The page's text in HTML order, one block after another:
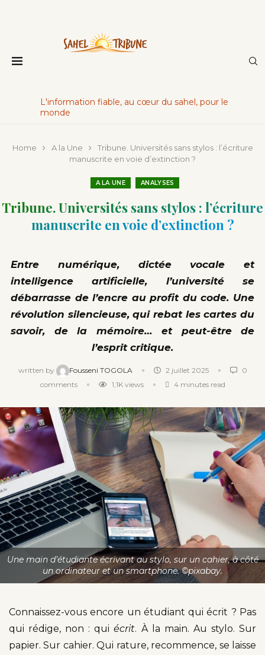
L'information fiable, au cœur du sahel, pour le
monde
Home A la Une
Tribune. Universités sans stylos : l’écriture
manuscrite en voie d’extinction ?
A LA UNE ANALYSES
Tribune. Universités sans stylos : l’écriture
manuscrite en voie d’extinction ?
Entre numérique, dictée vocale et
intelligence artificielle, l’université se
débarrasse de l’encre au profit du code. Une
révolution silencieuse, qui rebat les cartes du
savoir, de la mémoire… et peut-être de
l’esprit critique.
written by Fousseni TOGOLA 2 juillet 2025
0
comments
1,1Kviews 4 minutes read
Une main d’étudiante écrivant au stylo, sur un cahier, à côté
un ordinateur et un smartphone. ©pixabay.
Connaissez-vous encore un étudiant qui écrit ? Pas
qui rédige, non : quiécrit. À la main. Au stylo. Sur
papier. Sur cahier. Qui rature, recommence, se laisse